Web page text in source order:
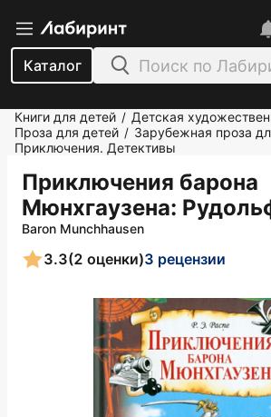
Каталог
Книги для детей / Детская
Проза для детей / Зарубежная проза
Приключения. Детективы
Приключения барона
Мюнхгаузена:
Baron Munchhausen
3.3(2 оценки)3 рецензии